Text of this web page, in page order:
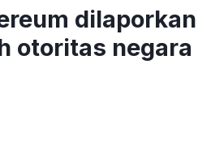
dilaporkan
otoritas negara